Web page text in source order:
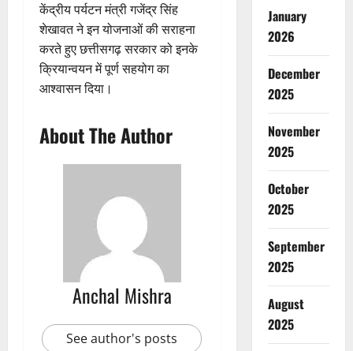
केंद्रीय पर्यटन मंत्री गजेंद्र सिंह
शेखावत ने इन योजनाओं की सराहना
करते हुए छत्तीसगढ़ सरकार को इनके
क्रियान्वयन में पूर्ण सहयोग का
आश्वासन दिया।
About The Author
Anchal Mishra
See author's posts
January
2026
December
2025
November
2025
October
2025
September
2025
August
2025